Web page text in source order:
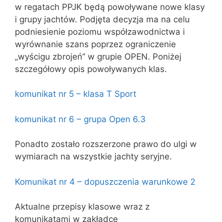
w regatach PPJK będą powoływane nowe klasy
i grupy jachtów. Podjęta decyzja ma na celu
podniesienie poziomu współzawodnictwa i
wyrównanie szans poprzez ograniczenie
„wyścigu zbrojeń” w grupie OPEN. Poniżej
szczegółowy opis powoływanych klas.
komunikat nr 5 – klasa T Sport
komunikat nr 6 – grupa Open 6.3
Ponadto zostało rozszerzone prawo do ulgi w
wymiarach na wszystkie jachty seryjne.
Komunikat nr 4 – dopuszczenia warunkowe 2
Aktualne przepisy klasowe wraz z
komunikatami w zakładce